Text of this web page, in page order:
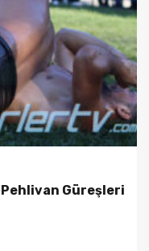
Pehlivan Güreşleri